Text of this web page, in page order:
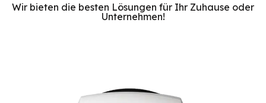
Wir bieten die besten Lösungen für Ihr Zuhause oder
Unternehmen!